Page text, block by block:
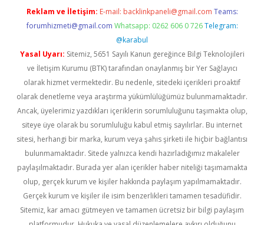
Reklam ve İletişim: E-mail: backlinkpaneli@gmail.com Teams:
forumhizmeti@gmail.com Whatsapp: 0262 606 0 726 Telegram:
@karabul
Yasal Uyarı: Sitemiz, 5651 Sayılı Kanun gereğince Bilgi Teknolojileri
ve İletişim Kurumu (BTK) tarafından onaylanmış bir Yer Sağlayıcı
olarak hizmet vermektedir. Bu nedenle, sitedeki içerikleri proaktif
olarak denetleme veya araştırma yükümlülüğümüz bulunmamaktadır.
Ancak, üyelerimiz yazdıkları içeriklerin sorumluluğunu taşımakta olup,
siteye üye olarak bu sorumluluğu kabul etmiş sayılırlar. Bu internet
sitesi, herhangi bir marka, kurum veya şahıs şirketi ile hiçbir bağlantısı
bulunmamaktadır. Sitede yalnızca kendi hazırladığımız makaleler
paylaşılmaktadır. Burada yer alan içerikler haber niteliği taşımamakta
olup, gerçek kurum ve kişiler hakkında paylaşım yapılmamaktadır.
Gerçek kurum ve kişiler ile isim benzerlikleri tamamen tesadüfidir.
Sitemiz, kar amacı gütmeyen ve tamamen ücretsiz bir bilgi paylaşım